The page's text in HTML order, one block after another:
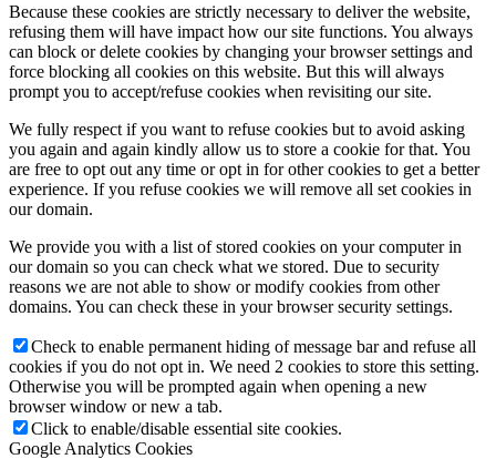
Because these cookies are strictly necessary to deliver the website,
refusing them will have impact how our site functions. You always
can block or delete cookies by changing your browser settings and
force blocking all cookies on this website. But this will always
prompt you to accept/refuse cookies when revisiting our site.
We fully respect if you want to refuse cookies but to avoid asking
you again and again kindly allow us to store a cookie for that. You
are free to opt out any time or opt in for other cookies to get a better
experience. If you refuse cookies we will remove all set cookies in
our domain.
We provide you with a list of stored cookies on your computer in
our domain so you can check what we stored. Due to security
reasons we are not able to show or modify cookies from other
domains. You can check these in your browser security settings.
Check to enable permanent hiding of message bar and refuse all
cookies if you do not opt in. We need 2 cookies to store this setting.
Otherwise you will be prompted again when opening a new
browser window or new a tab.
Click to enable/disable essential site cookies.
Google Analytics Cookies